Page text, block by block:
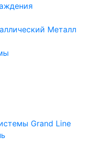
Металл
Grand Line